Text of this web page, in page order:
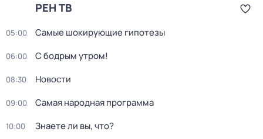
РЕН ТВ
05:00 Самые шoкиpующие гипотезы
06:00 С бодрым утром!
08:30 Новости
09:00 Самая народная программа
10:00 Знаете ли вы, что?